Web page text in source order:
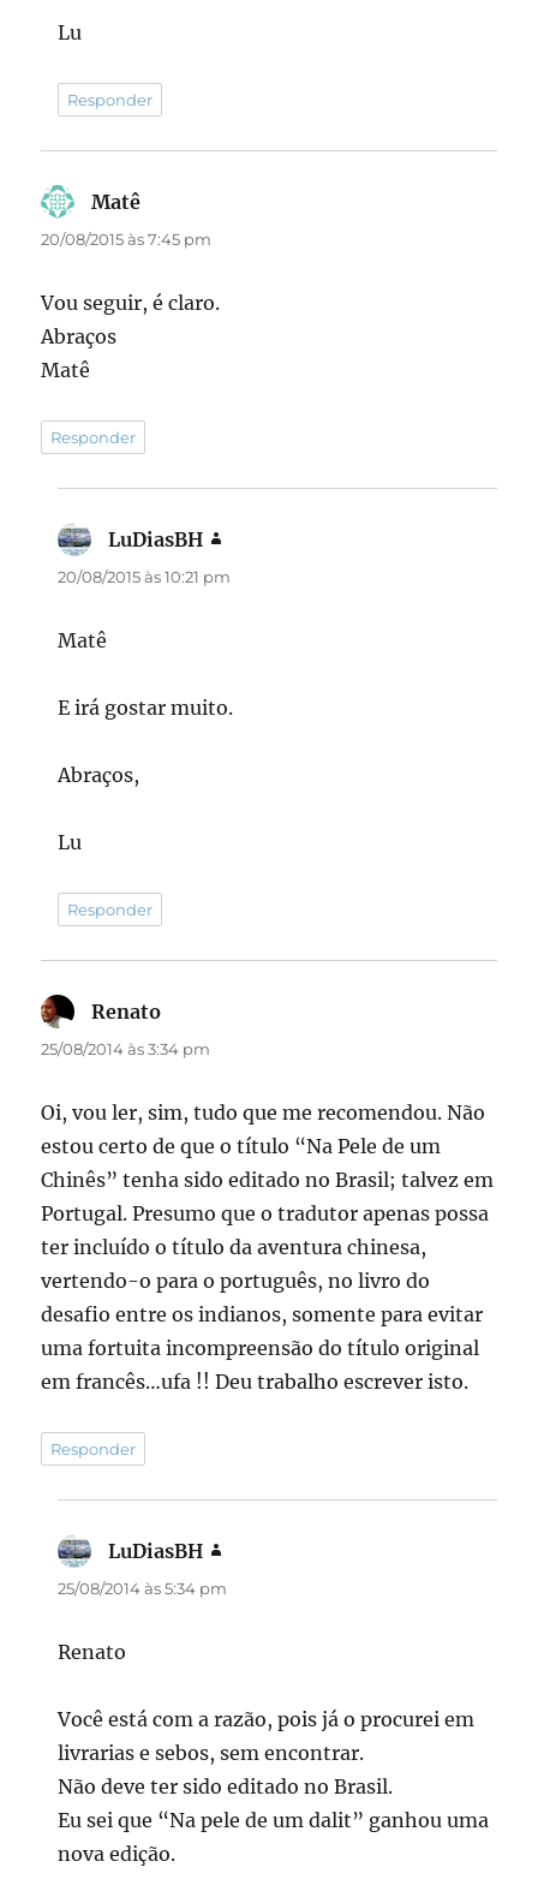
Lu
Responder
Matê
20/08/2015 às 7:45 pm
Vou seguir, é claro.
Abraços
Matê
Responder
LuDiasBH
20/08/2015 às 10:21 pm
Matê
E irá gostar muito.
Abraços,
Lu
Responder
Renato
25/08/2014 às 3:34 pm
Oi, vou ler, sim, tudo que me recomendou. Não
estou certo de que o título “Na Pele de um
Chinês” tenha sido editado no Brasil; talvez em
Portugal. Presumo que o tradutor apenas possa
ter incluído o título da aventura chinesa,
vertendo-o para o português, no livro do
desafio entre os indianos, somente para evitar
uma fortuita incompreensão do título original
em francês…ufa !! Deu trabalho escrever isto.
Responder
LuDiasBH
25/08/2014 às 5:34 pm
Renato
Você está com a razão, pois já o procurei em
livrarias e sebos, sem encontrar.
Não deve ter sido editado no Brasil.
Eu sei que “Na pele de um dalit” ganhou uma
nova edição.